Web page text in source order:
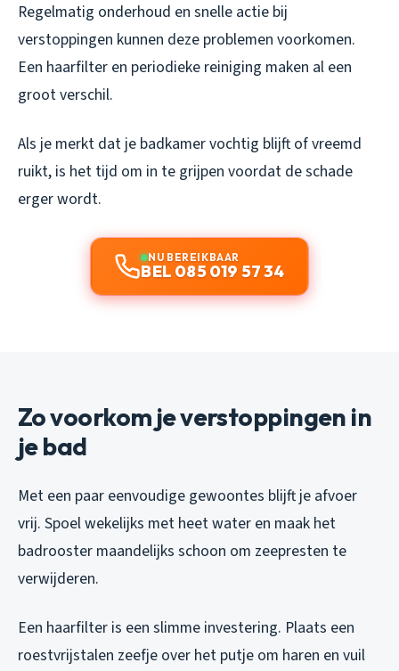
Regelmatig onderhoud en snelle actie bij
verstoppingen kunnen deze problemen voorkomen.
Een haarfilter en periodieke reiniging maken al een
groot verschil.
Als je merkt dat je badkamer vochtig blijft of vreemd
ruikt, is het tijd om in te grijpen voordat de schade
erger wordt.
NU BEREIKBAAR
BEL 085 019 57 34
Zo voorkom je verstoppingen in
je bad
Met een paar eenvoudige gewoontes blijft je afvoer
vrij. Spoel wekelijks met heet water en maak het
badrooster maandelijks schoon om zeepresten te
verwijderen.
Een haarfilter is een slimme investering. Plaats een
roestvrijstalen zeefje over het putje om haren en vuil